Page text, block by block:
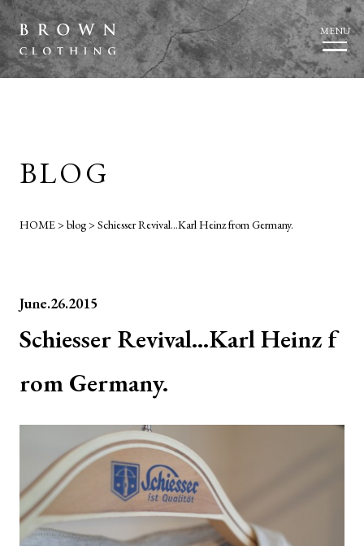
MENU
BLOG
HOME>blog>Schiesser Revival…Karl Heinz from Germany.
June.26.2015
Schiesser Revival…Karl Heinz f
rom Germany.